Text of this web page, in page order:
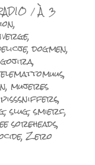
Étiquettes
À 3
,
,
,dogmen,
gojira,
,
,mujeres
pisssniffers,
,slug,smierc,
soreheads,
,Zero